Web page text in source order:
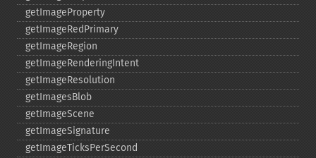
getImageProperty
getImageRedPrimary
getImageRegion
getImageRenderingIntent
getImageResolution
getImagesBlob
getImageScene
getImageSignature
getImageTicksPerSecond